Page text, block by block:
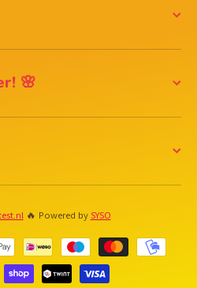
🌸
🔥 Powered by SYSO
Betaalmethodes